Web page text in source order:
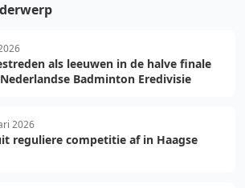
als leeuwen in de halve finale
Badminton Eredivisie
2026
reguliere competitie af in Haagse